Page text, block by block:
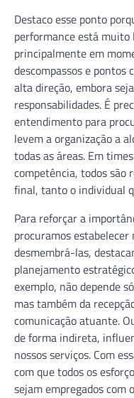
Destaco esse ponto
performance está muito
principalmente em
descompassos e
alta direção, embora
responsabilidades. É
entendimento para
levem a organização a
todas as áreas. Em
competência, todos são
final, tanto o individual
Para reforçar a
procuramos
desmembrá-las,
planejamento
exemplo, não depende
mas também da
comunicação atuante.
de forma indireta,
nossos serviços. Com
com que todos os
sejam empregados com